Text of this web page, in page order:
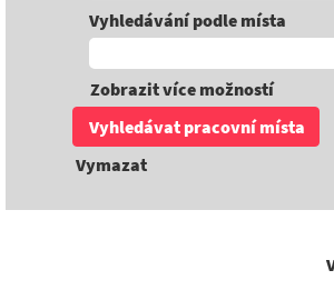
Vyhledávání podle místa
Zobrazit více možností
Vymazat